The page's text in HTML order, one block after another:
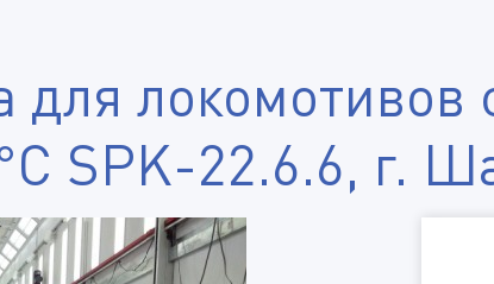
для локомотивов
SPK-22.6.6, г.